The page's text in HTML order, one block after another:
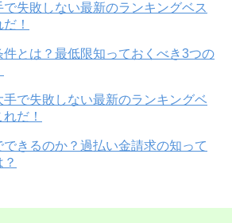
失敗しない最新のランキングベス
！
とは？最低限知っておくべき3つの
で失敗しない最新のランキングベ
だ！
きるのか？過払い金請求の知って